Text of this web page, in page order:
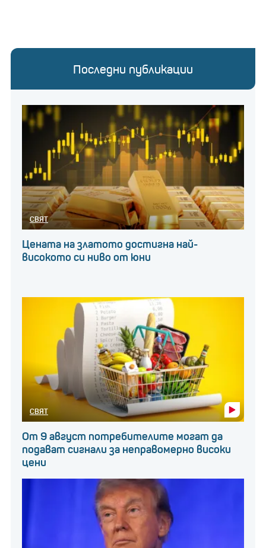
Последни публикации
СВЯТ
Цената на златото достигна най-
високото си ниво от юни
СВЯТ
От 9 август потребителите могат да
подават сигнали за неправомерно високи
цени